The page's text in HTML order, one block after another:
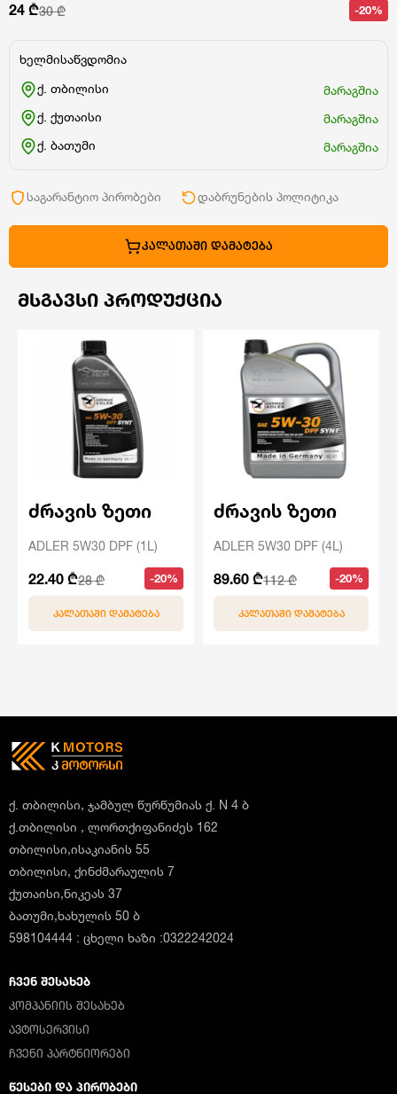
24 ₾30 ₾ -20%
ხელმისაწვდომია
ქ. თბილისი
მარაგშია
ქ. ქუთაისი
მარაგშია
ქ. ბათუმი
მარაგშია
საგარანტიო პირობები დაბრუნების პოლიტიკა
ᲙᲐᲚᲐᲗᲐᲨᲘ ᲓᲐᲛᲐᲢᲔᲑᲐ
ᲛᲡᲒᲐᲕᲡᲘ ᲞᲠᲝᲓᲣᲥᲪᲘᲐ
ძრავის ზეთი
ADLER 5W30 DPF (1L)
22.40 ₾28 ₾ -20%
ᲙᲐᲚᲐᲗᲐᲨᲘ ᲓᲐᲛᲐᲢᲔᲑᲐ
ძრავის ზეთი
ADLER 5W30 DPF (4L)
89.60 ₾112 ₾ -20%
ᲙᲐᲚᲐᲗᲐᲨᲘ ᲓᲐᲛᲐᲢᲔᲑᲐ
ქ. თბილისი, ჯამბულ წურწუმიას ქ. N 4 ბ
ქ.თბილისი , ლორთქიფანიძეს 162
თბილისი,ისაკიანის 55
თბილისი, ქინძმარაულის 7
ქუთაისი,ნიკეას 37
ბათუმი,ხახულის 50 ბ
598104444 : ცხელი ხაზი :0322242024
ᲩᲕᲔᲜ ᲨᲔᲡᲐᲮᲔᲑ
ᲙᲝᲛᲞᲐᲜᲘᲘᲡ ᲨᲔᲡᲐᲮᲔᲑ
ᲐᲕᲢᲝᲡᲔᲠᲕᲘᲡᲘ
ᲩᲕᲔᲜᲘ ᲞᲐᲠᲢᲜᲘᲝᲠᲔᲑᲘ
ᲬᲔᲡᲔᲑᲘ ᲓᲐ ᲞᲘᲠᲝᲑᲔᲑᲘ